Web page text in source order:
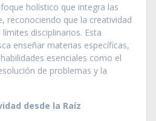
holístico que integra las
reconociendo que la creatividad
disciplinarios. Esta
enseñar materias específicas,
esenciales como el
de problemas y la
desde la Raíz